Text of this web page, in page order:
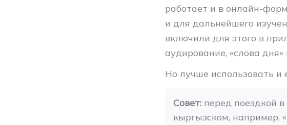
работает и в онлайн-
и для дальнейшего
включили для этого в
аудирование, «слова
Но лучше использовать и
Совет: перед поездкой
кыргызском, например,